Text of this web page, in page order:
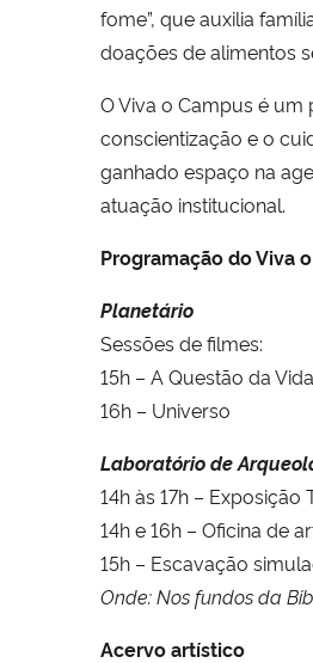
fome”, que auxilia
doações de alimentos
O Viva o Campus é
conscientização e o
ganhado espaço na
atuação institucional.
Programação do Viva
Planetário
Sessões de filmes:
15h – A Questão da Vida
16h – Universo
Laboratóriode
14h às 17h –
14h e 16h – Oficina de
15h – Escavação
Onde: Nos fundos da
Acervo artístico